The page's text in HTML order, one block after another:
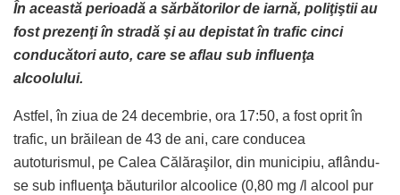
În această perioadă a sărbătorilor de iarnă, poliţiştii au
fost prezenţi în stradă şi au depistat în trafic cinci
conducători auto, care se aflau sub influenţa
alcoolului.
Astfel, în ziua de 24 decembrie, ora 17:50, a fost oprit în
trafic, un brăilean de 43 de ani, care conducea
autoturismul, pe Calea Călăraşilor, din municipiu, aflându-
se sub influenţa băuturilor alcoolice (0,80 mg /l alcool pur